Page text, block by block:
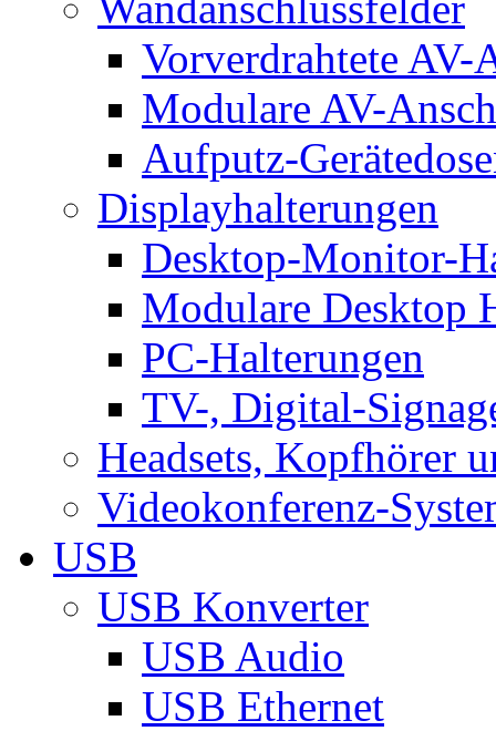
Vorverdrahtete AV-
Modulare AV-
Aufputz-
Displayhalterungen
Desktop-Monitor-
Modulare Desktop
PC-Halterungen
TV-, Digital-
Headsets, Kopfhörer
Videokonferenz-
USB
USB Konverter
USB Audio
USB Ethernet